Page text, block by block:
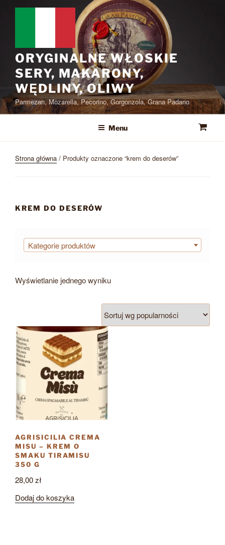
Przejdź
ORYGINALNE WŁOSKIE
SERY, MAKARONY,
WĘDLINY, OLIWY
Parmezan, Mozarella, Pecorino, Gorgonzola, Grana Padano
Menu
Strona główna / Produkty oznaczone “krem do deserów”
KREM DO DESERÓW
Kategorie produktów
Wyświetlanie jednego wyniku
AGRISICILIA CREMA
MISU – KREM O
SMAKU TIRAMISU
350 G
28,00zł
Dodaj do koszyka